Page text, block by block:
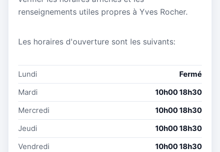
renseignements utiles propres à Yves Rocher.
Les horaires d'ouverture sont les suivants:
Lundi
Fermé
Mardi
10h00 18h30
Mercredi
10h00 18h30
Jeudi
10h00 18h30
Vendredi
10h00 18h30